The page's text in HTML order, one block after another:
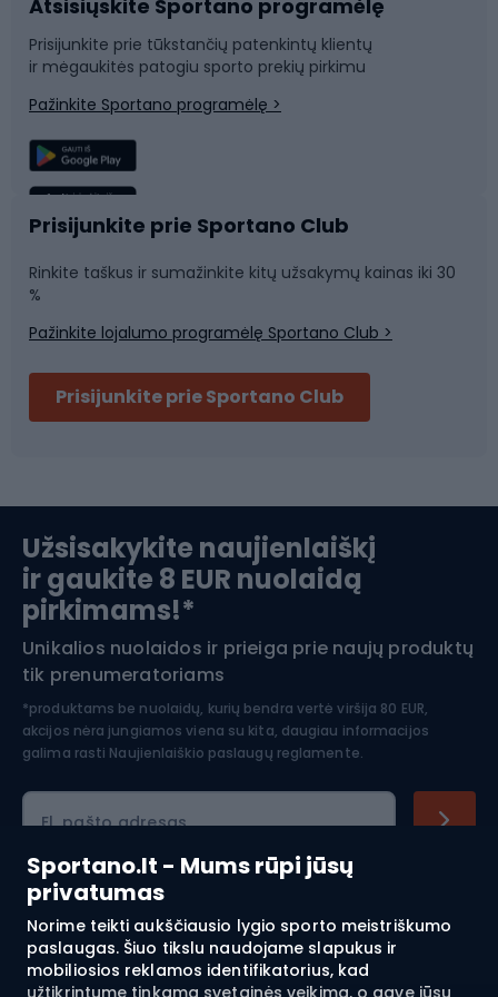
Sportano.lt - Mums rūpi jūsų
privatumas
Norime teikti aukščiausio lygio sporto meistriškumo
paslaugas. Šiuo tikslu naudojame slapukus ir
mobiliosios reklamos identifikatorius, kad
užtikrintume tinkamą svetainės veikimą, o gavę jūsų
Dviračių dalys
Laipiojimas
Žvejyba
Sportinė medicina
Rogutės ir čiuožynės
Snieglenčių sportas
Plaukimas
Komandinis sportas
Slidinėjimas
Apranga žiemos sportui
Šiaurietiškas ėjimas
Atsisiųskite Sportano programėlę
Prisijunkite prie tūkstančių patenkintų klientų
ir mėgaukitės patogiu sporto prekių pirkimu
Pažinkite Sportano programėlę >
Prisijunkite prie Sportano Club
Rinkite taškus ir sumažinkite kitų užsakymų kainas iki 30
%
Pažinkite lojalumo programėlę Sportano Club >
Prisijunkite prie Sportano Club
Užsisakykite naujienlaiškį
ir gaukite 8 EUR nuolaidą
pirkimams!*
Unikalios nuolaidos ir prieiga prie naujų produktų
tik prenumeratoriams
*produktams be nuolaidų, kurių bendra vertė viršija 80 EUR,
akcijos nėra jungiamos viena su kita, daugiau informacijos
galima rasti Naujienlaiškio paslaugų reglamente.
El. pašto adresas
Pirkimas
Klientų aptarnavimas